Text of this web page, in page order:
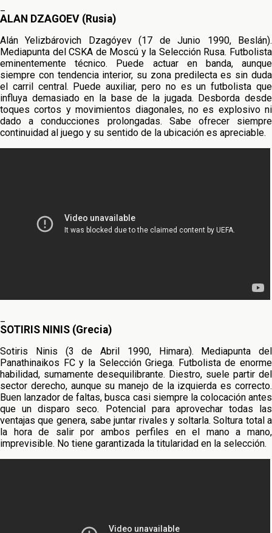
ALAN DZAGOEV (Rusia)
Alán Yelizbárovich Dzagóyev (17 de Junio 1990, Beslán).
Mediapunta del CSKA de Moscú y la Selección Rusa. Futbolista
eminentemente técnico. Puede actuar en banda, aunque
siempre con tendencia interior, su zona predilecta es sin duda
el carril central. Puede auxiliar, pero no es un futbolista que
influya demasiado en la base de la jugada. Desborda desde
toques cortos y movimientos diagonales, no es explosivo ni
dado a conducciones prolongadas. Sabe ofrecer siempre
continuidad al juego y su sentido de la ubicación es apreciable.
SOTIRIS NINIS (Grecia)
Sotiris Ninis (3 de Abril 1990, Himara). Mediapunta del
Panathinaikos FC y la Selección Griega. Futbolista de enorme
habilidad, sumamente desequilibrante. Diestro, suele partir del
sector derecho, aunque su manejo de la izquierda es correcto.
Buen lanzador de faltas, busca casi siempre la colocación antes
que un disparo seco. Potencial para aprovechar todas las
ventajas que genera, sabe juntar rivales y soltarla. Soltura total a
la hora de salir por ambos perfiles en el mano a mano,
imprevisible. No tiene garantizada la titularidad en la selección.